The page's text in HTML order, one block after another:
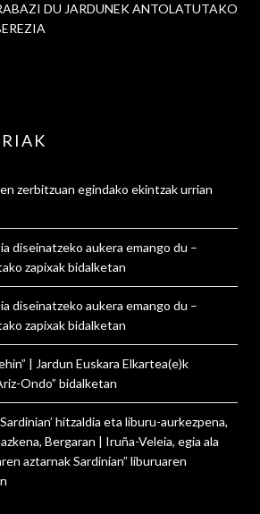
DU JARDUNEK ANTOLATUTAKO
zerbitzuan egindako ekintzak urrian
diseinatzeko aukera emango du –
zapixakbidalketan
diseinatzeko aukera emango du –
zapixakbidalketan
| Jardun Euskara Elkartea(e)k
Ondo” bidalketan
hitzaldia eta liburu-aurkezpena,
Bergaran | Iruña-Veleia, egia ala
aztarnak Sardinian” liburuaren